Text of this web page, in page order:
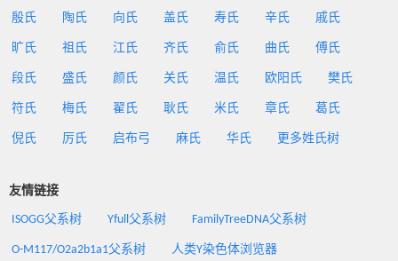
殷氏 陶氏 向氏 盖氏 寿氏 辛氏 戚氏
旷氏 祖氏 江氏 齐氏 俞氏 曲氏 傅氏
段氏 盛氏 颜氏 关氏 温氏 欧阳氏 樊氏
符氏 梅氏 翟氏 耿氏 米氏 章氏 葛氏
倪氏 厉氏 启布弓 麻氏 华氏 更多姓氏树
友情链接
ISOGG父系树 Yfull父系树 FamilyTreeDNA父系树
O-M117/O2a2b1a1父系树 人类Y染色体浏览器